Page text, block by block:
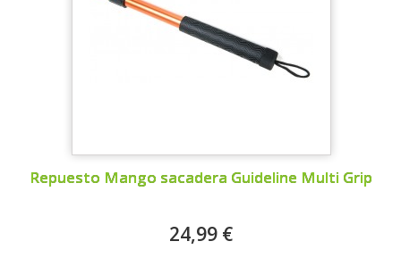
Repuesto Mango sacadera Guideline Multi Grip
24,99 €